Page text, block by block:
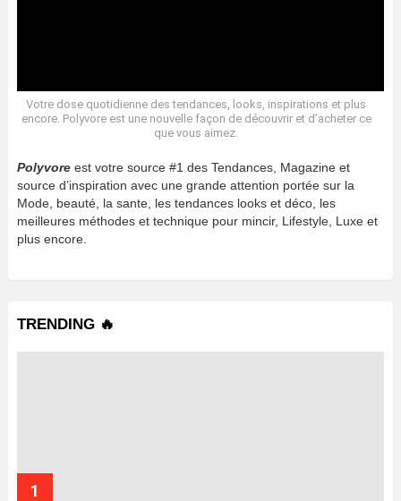
Votre dose quotidienne des tendances, looks, inspirations et plus
encore. Polyvore est une nouvelle façon de découvrir et d’acheter ce
que vous aimez.
Polyvore est votre source #1 des Tendances, Magazine et
source d’inspiration avec une grande attention portée sur la
Mode, beauté, la sante, les tendances looks et déco, les
meilleures méthodes et technique pour mincir, Lifestyle, Luxe et
plus encore.
TRENDING 🔥